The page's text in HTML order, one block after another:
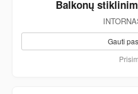
Balkonų
Gauti